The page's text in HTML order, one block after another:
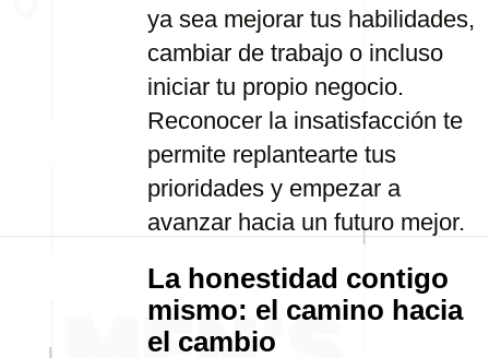
ya sea mejorar tus habilidades,
cambiar de trabajo o incluso
iniciar tu propio negocio.
Reconocer la insatisfacción te
permite replantearte tus
prioridades y empezar a
avanzar hacia un futuro mejor.
La honestidad contigo
mismo: el camino hacia
el cambio